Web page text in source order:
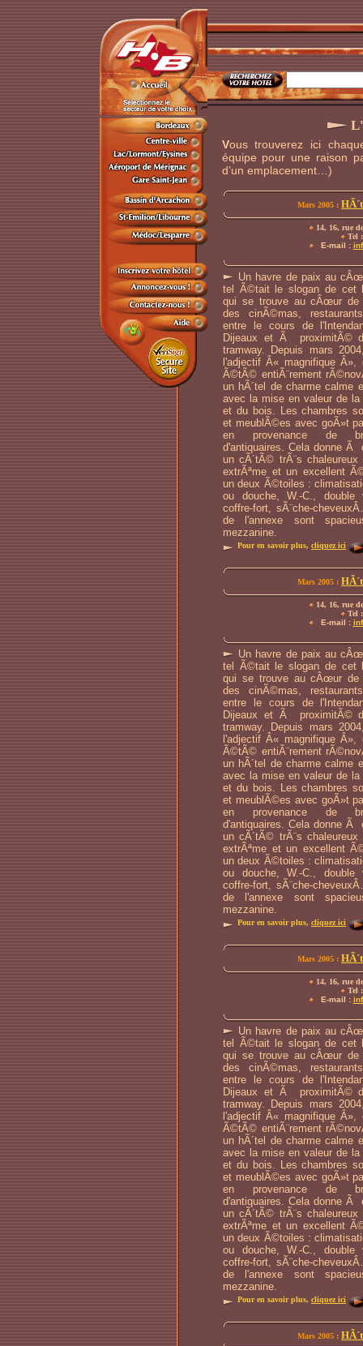
Vous trouverez ici
équipe pour une raison
d’un emplacement…)
Mars 2005 :
14, 16, rue
Tel :
E-mail :
Un havre de paix au
tel Ã©tait le slogan de cet
qui se trouve au cÂœur de
des cinÃ©mas,
entre le cours de
Dijeaux et Ã proximitÃ©
tramway. Depuis mars
l'adjectif Â« magnifique
Ã©tÃ© entiÃ¨rement
un hÃ´tel de charme calme
avec la mise en valeur de la
et du bois. Les chambres
et meublÃ©es avec goÃ»t
en provenance de
d'antiquaires. Cela donne Ã
un cÃ´tÃ© trÃ¨s
extrÃªme et un excellent
un deux Ã©toiles :
ou douche, W.-C., double
coffre-fort, sÃ¨che-
de l'annexe sont
mezzanine.
Pour en savoir plus, cliquez ici
Mars 2005 :
14, 16, rue
Tel :
E-mail :
Un havre de paix au
tel Ã©tait le slogan de cet
qui se trouve au cÂœur de
des cinÃ©mas,
entre le cours de
Dijeaux et Ã proximitÃ©
tramway. Depuis mars
l'adjectif Â« magnifique
Ã©tÃ© entiÃ¨rement
un hÃ´tel de charme calme
avec la mise en valeur de la
et du bois. Les chambres
et meublÃ©es avec goÃ»t
en provenance de
d'antiquaires. Cela donne Ã
un cÃ´tÃ© trÃ¨s
extrÃªme et un excellent
un deux Ã©toiles :
ou douche, W.-C., double
coffre-fort, sÃ¨che-
de l'annexe sont
mezzanine.
Pour en savoir plus, cliquez ici
Mars 2005 :
14, 16, rue
Tel :
E-mail :
Un havre de paix au
tel Ã©tait le slogan de cet
qui se trouve au cÂœur de
des cinÃ©mas,
entre le cours de
Dijeaux et Ã proximitÃ©
tramway. Depuis mars
l'adjectif Â« magnifique
Ã©tÃ© entiÃ¨rement
un hÃ´tel de charme calme
avec la mise en valeur de la
et du bois. Les chambres
et meublÃ©es avec goÃ»t
en provenance de
d'antiquaires. Cela donne Ã
un cÃ´tÃ© trÃ¨s
extrÃªme et un excellent
un deux Ã©toiles :
ou douche, W.-C., double
coffre-fort, sÃ¨che-
de l'annexe sont
mezzanine.
Pour en savoir plus, cliquez ici
Mars 2005 :